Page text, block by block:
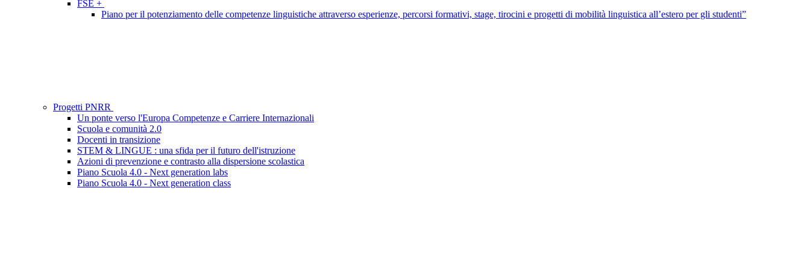
FSE +
Piano per il potenziamento delle competenze linguistiche attraverso esperienze, percorsi formativi, stage, tirocini e progetti di mobilità linguistica all’estero per gli studenti”
Progetti PNRR
Un ponte verso l'Europa Competenze e Carriere Internazionali
Scuola e comunità 2.0
Docenti in transizione
STEM & LINGUE : una sfida per il futuro dell'istruzione
Azioni di prevenzione e contrasto alla dispersione scolastica
Piano Scuola 4.0 - Next generation labs
Piano Scuola 4.0 - Next generation class